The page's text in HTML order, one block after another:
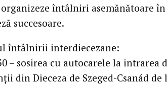
organizeze întâlniri asemănătoare
succesoare.
întâlnirii interdiecezane:
– sosirea cu autocarele la intrarea
din Dieceza de Szeged-Csanád